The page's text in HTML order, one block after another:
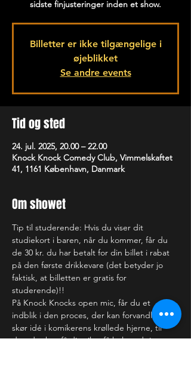
sidste finjusteringer inden et show.
Billetter er ikke tilgængelige i
øjeblikket
Se andre events
Tid og sted
24. jul. 2025, 20.00 – 22.00
Knock Knock Comedy Club, Vimmelskaftet
41, 1161 København, Danmark
Om showet
Tip til studerende: Hvis du viser dit
studiekort i baren, når du kommer, får du
de 30 kr. du har betalt for din billet i rabat
på den første drikkevare (det betyder jo
faktisk, at billetten er gratis for
studerende)!!
På Knock Knocks open mic, får du et
indblik i den proces, der kan forvandle en
skør idé i komikerens krøllede hjerne, til
det, der kan få dig til at få helt ondt i